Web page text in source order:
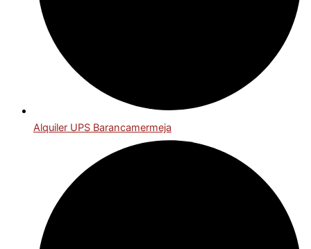
Alquiler UPS Barancamermeja